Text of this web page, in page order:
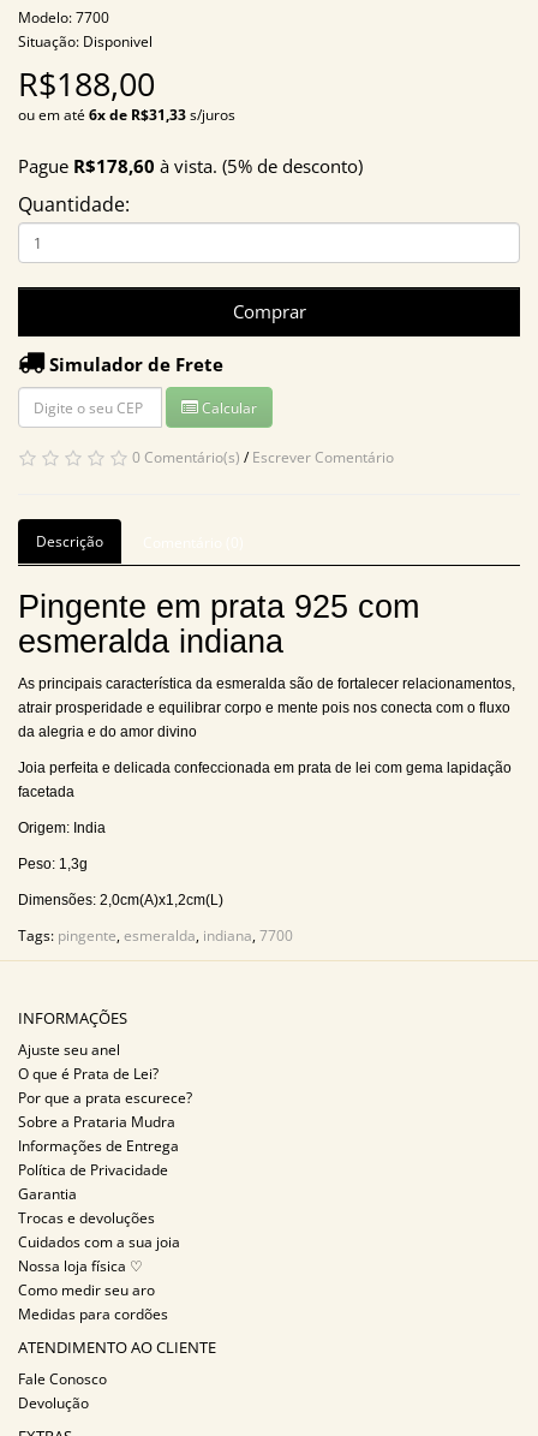
Modelo: 7700
Situação: Disponivel
R$188,00
ou em até6x de R$31,33s/juros
Pague R$178,60 à vista. (5% de desconto)
Quantidade:
Comprar
Simulador de Frete
Calcular
0 Comentário(s) /Escrever Comentário
Descrição
Pingente em prata 925 com
esmeralda indiana
As principais característica da esmeralda são de fortalecer relacionamentos,
atrair prosperidade e equilibrar corpo e mente pois nos conecta com o fluxo
da alegria e do amor divino
Joia perfeita e delicada confeccionada em prata de lei com gema lapidação
facetada
Origem: India
Peso: 1,3g
Dimensões: 2,0cm(A)x1,2cm(L)
Tags: pingente,esmeralda, indiana,7700
INFORMAÇÕES
Ajuste seu anel
O que é Prata de Lei?
Por que a prata escurece?
Sobre a Prataria Mudra
Informações de Entrega
Política de Privacidade
Garantia
Trocas e devoluções
Cuidados com a sua joia
Nossa loja física ♡
Como medir seu aro
Medidas para cordões
ATENDIMENTO AO CLIENTE
Fale Conosco
Devolução